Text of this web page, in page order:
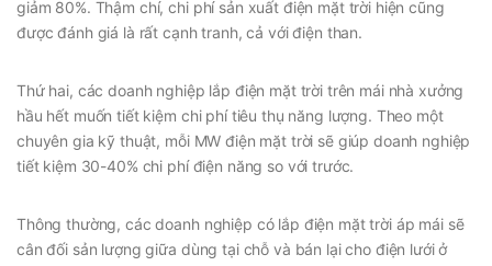
giảm 80%. Thậm chí, chi phí sản xuất điện mặt trời hiện cũng
được đánh giá là rất cạnh tranh, cả với điện than.
Thứ hai, các doanh nghiệp lắp điện mặt trời trên mái nhà xưởng
hầu hết muốn tiết kiệm chi phí tiêu thụ năng lượng. Theo một
chuyên gia kỹ thuật, mỗi MW điện mặt trời sẽ giúp doanh nghiệp
tiết kiệm 30-40% chi phí điện năng so với trước.
Thông thường, các doanh nghiệp có lắp điện mặt trời áp mái sẽ
cân đối sản lượng giữa dùng tại chỗ và bán lại cho điện lưới ở